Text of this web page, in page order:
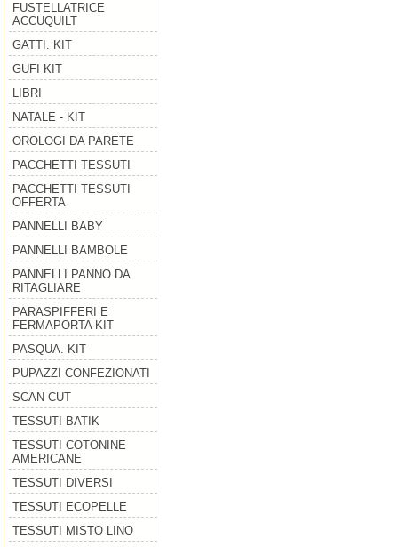
FUSTELLATRICE
ACCUQUILT
GATTI. KIT
GUFI KIT
LIBRI
NATALE - KIT
OROLOGI DA PARETE
PACCHETTI TESSUTI
PACCHETTI TESSUTI
OFFERTA
PANNELLI BABY
PANNELLI BAMBOLE
PANNELLI PANNO DA
RITAGLIARE
PARASPIFFERI E
FERMAPORTA KIT
PASQUA. KIT
PUPAZZI CONFEZIONATI
SCAN CUT
TESSUTI BATIK
TESSUTI COTONINE
AMERICANE
TESSUTI DIVERSI
TESSUTI ECOPELLE
TESSUTI MISTO LINO